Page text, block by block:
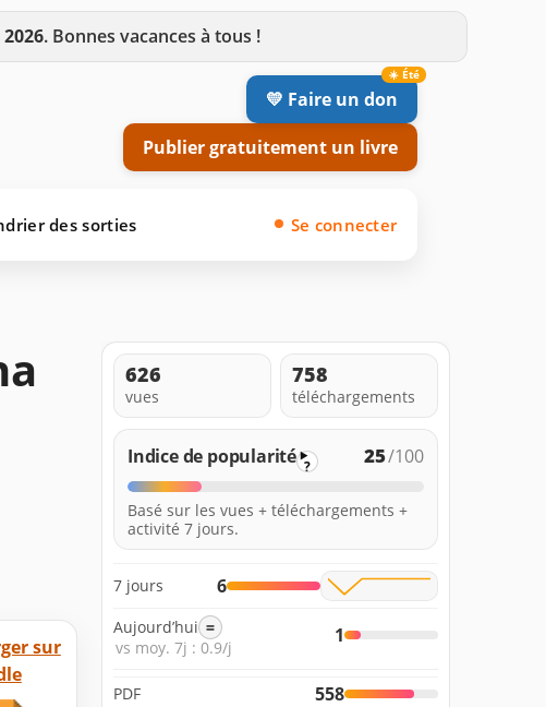
. Bonnes vacances à tous !
💛 Faire un don
Publier gratuitement un livre
des sorties Se connecter
sur
626
vues
758
téléchargements
Indice de popularité ? 25/100
Basé sur les vues + téléchargements +
activité 7 jours.
7 jours 6
Aujourd’hui =
vs moy. 7j : 0.9/j
1
PDF 558